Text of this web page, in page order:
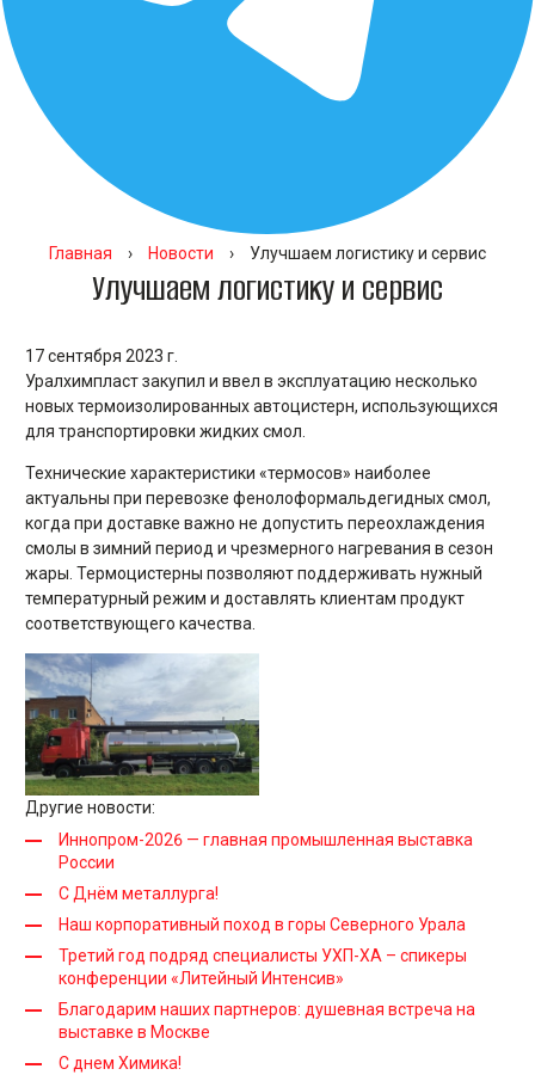
Главная › Новости › Улучшаем логистику и сервис
Улучшаем логистику и сервис
17 сентября 2023 г.
Уралхимпласт закупил и ввел в эксплуатацию несколько
новых термоизолированных автоцистерн, использующихся
для транспортировки жидких смол.
Технические характеристики «термосов» наиболее
актуальны при перевозке фенолоформальдегидных смол,
когда при доставке важно не допустить переохлаждения
смолы в зимний период и чрезмерного нагревания в сезон
жары. Термоцистерны позволяют поддерживать нужный
температурный режим и доставлять клиентам продукт
соответствующего качества.
Другие новости:
Иннопром-2026 — главная промышленная выставка
России
С Днём металлурга!
Наш корпоративный поход в горы Северного Урала
Третий год подряд специалисты УХП-ХА – спикеры
конференции «Литейный Интенсив»
Благодарим наших партнеров: душевная встреча на
выставке в Москве
С днем Химика!